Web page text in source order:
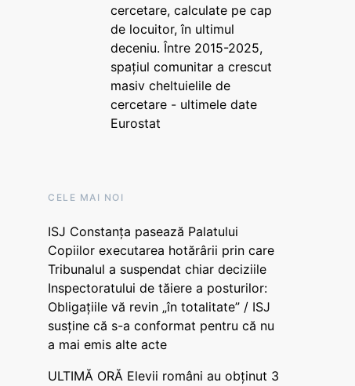
cercetare, calculate pe cap
de locuitor, în ultimul
deceniu. Între 2015-2025,
spațiul comunitar a crescut
masiv cheltuielile de
cercetare - ultimele date
Eurostat
CELE MAI NOI
ISJ Constanța pasează Palatului
Copiilor executarea hotărârii prin care
Tribunalul a suspendat chiar deciziile
Inspectoratului de tăiere a posturilor:
Obligațiile vă revin „în totalitate” / ISJ
susține că s-a conformat pentru că nu
a mai emis alte acte
ULTIMĂ ORĂ Elevii români au obținut 3